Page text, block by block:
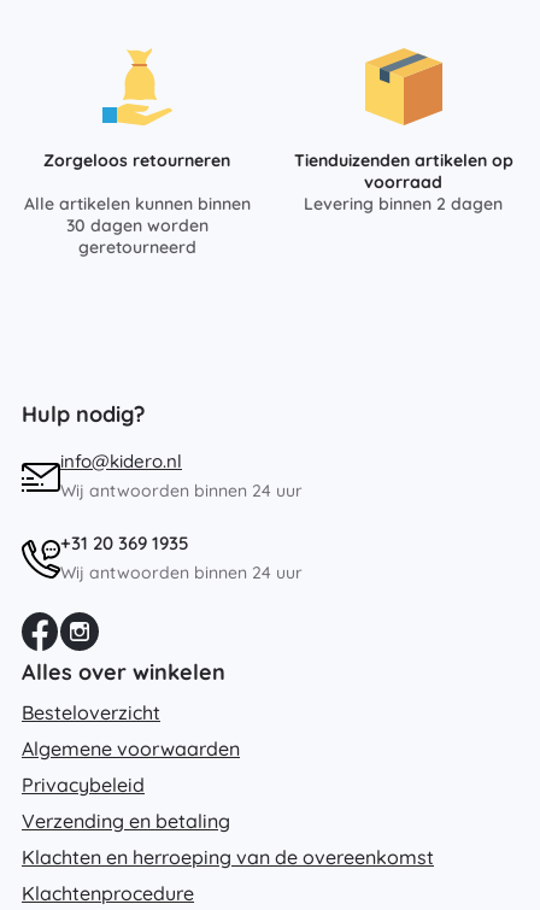
Zorgeloos retourneren
Alle artikelen kunnen binnen
30 dagen worden
geretourneerd
Tienduizenden artikelen op
voorraad
Levering binnen 2 dagen
Hulp nodig?
info@kidero.nl
Wij antwoorden binnen 24 uur
+31 20 369 1935
Wij antwoorden binnen 24 uur
Alles over winkelen
Besteloverzicht
Algemene voorwaarden
Privacybeleid
Verzending en betaling
Klachten en herroeping van de overeenkomst
Klachtenprocedure